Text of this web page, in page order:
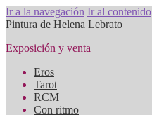
Ir a la navegación Ir al contenido
Pintura de Helena Lebrato
Exposición y venta
Eros
Tarot
RCM
Con ritmo